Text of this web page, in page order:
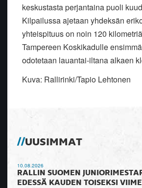
keskustasta perjantaina puoli
Kilpailussa ajetaan yhdeksän
yhteispituus on noin 120
Tampereen Koskikadulle
odotetaan lauantai-iltana alkaen
Kuva: Rallirinki/Tapio Lehtonen
UUSIMMAT
10.08.2026
RALLIN SUOMEN
EDESSÄ KAUDEN TOISEKSI